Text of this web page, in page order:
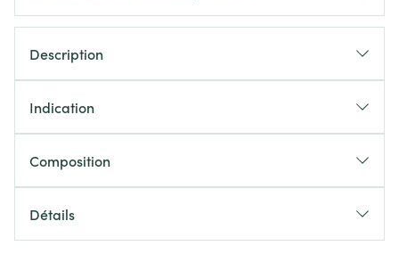
Description
Indication
Composition
Détails